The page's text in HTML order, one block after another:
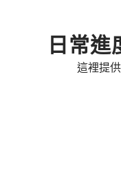
日常進
這裡提